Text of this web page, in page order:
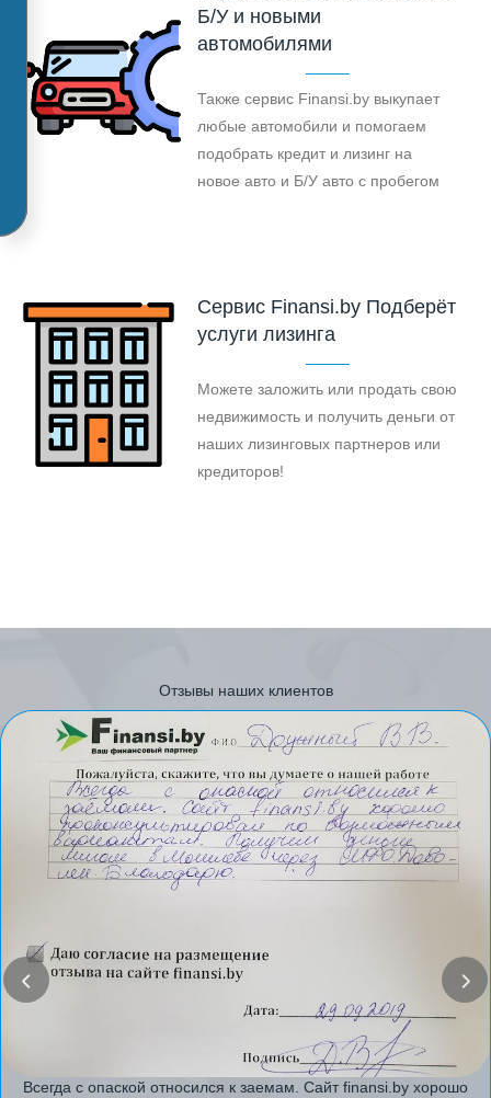
Б/У и новыми
автомобилями
Также сервис Finansi.by выкупает
любые автомобили и помогаем
подобрать кредит и лизинг на
новое авто и Б/У авто с пробегом
Cервис Finansi.by Подберёт
услуги лизинга
Можете заложить или продать свою
недвижимость и получить деньги от
наших лизинговых партнеров или
кредиторов!
Отзывы наших клиентов
Всегда с опаской относился к заемам. Сайт finansi.by хорошо